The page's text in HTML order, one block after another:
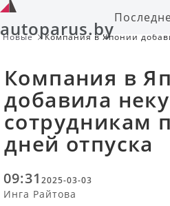
autoparus.by
Новые
Компания в Японии
Компания в
добавила
сотрудникам
дней отпуска
09:31 2025-03-03
Инга Райтова